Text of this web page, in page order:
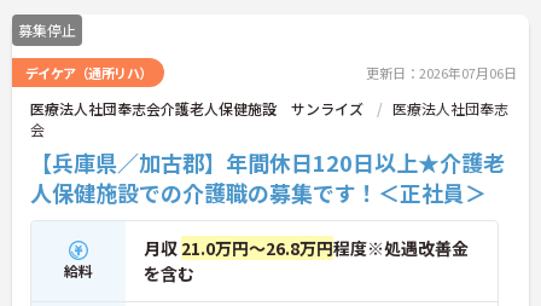
募集停止
デイケア（通所リハ） 更新日：2026年07月06日
医療法人社団奉志会介護老人保健施設 サンライズ
医療法人社団奉志
会
【兵庫県／加古郡】年間休日120日以上★介護老
人保健施設での介護職の募集です！＜正社員＞
給料
月収 21.0万円～26.8万円程度※処遇改善金
を含む